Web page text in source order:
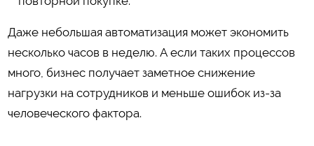
Даже небольшая автоматизация может экономить
несколько часов в неделю. А если таких процессов
много, бизнес получает заметное снижение
нагрузки на сотрудников и меньше ошибок из-за
человеческого фактора.